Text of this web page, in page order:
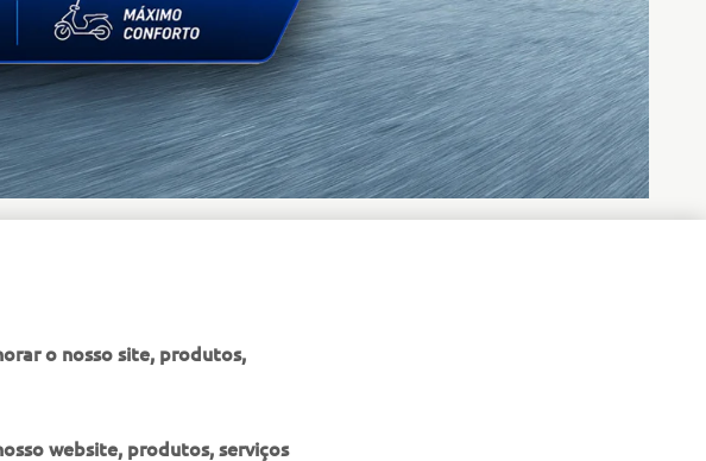
o nosso site, produtos,
website, produtos, serviços